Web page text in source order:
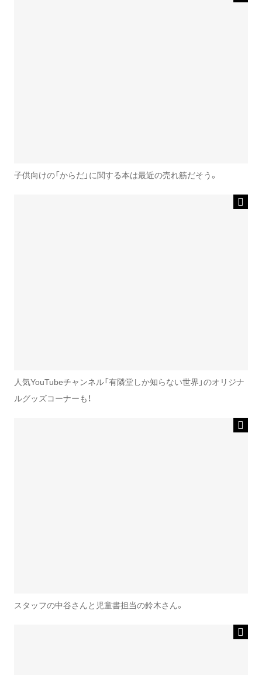
子供向けの「からだ」に関する本は最近の売れ筋だそう。
人気YouTubeチャンネル「有隣堂しか知らない世界」のオリジナ
ルグッズコーナーも！
スタッフの中谷さんと児童書担当の鈴木さん。